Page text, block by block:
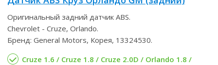
Оригинальный задний датчик ABS.
Chevrolet - Cruze, Orlando.
Бренд: General Motors, Корея, 13324530.
Cruze 1.6 / Cruze 1.8 / Cruze 2.0D / Orlando 1.8 /